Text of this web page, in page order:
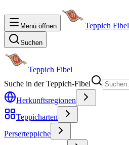
Menü öffnen Teppich Fibel
Suchen
Teppich Fibel
Suche in der Teppich-Fibel
Herkunftsregionen
Teppicharten
Perserteppiche